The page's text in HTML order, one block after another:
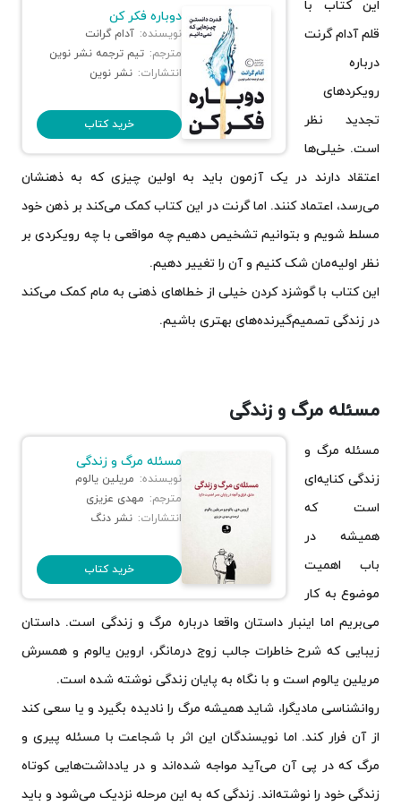
دوباره فکر کن
نویسنده: آدام گرانت
مترجم: تیم ترجمه نشر نوین
انتشارات: نشر نوین
خرید کتاب
این کتاب با
قلم آدام گرنت
درباره
رویکردهای
تجدید نظر
است. خیلی‌ها
اعتقاد دارند در یک آزمون باید به اولین چیزی که به ذهنشان
می‌رسد، اعتماد کنند. اما گرنت در این کتاب کمک می‌کند بر ذهن خود
مسلط شویم و بتوانیم تشخیص دهیم چه مواقعی با چه رویکردی بر
نظر اولیه‌مان شک کنیم و آن را تغییر دهیم.
این کتاب با گوشزد کردن خیلی از خطاهای ذهنی به مام کمک می‌کند
در زندگی تصمیم‌گیرنده‌های بهتری باشیم.
مسئله مرگ و زندگی
مسئله مرگ و زندگی
نویسنده: مریلین یالوم
مترجم: مهدی عزیزی
انتشارات: نشر دنگ
خرید کتاب
مسئله مرگ و
زندگی کنایه‌ای
است که
همیشه در
باب اهمیت
موضوع به کار
می‎‌بریم اما اینبار داستان واقعا درباره مرگ و زندگی است. داستان
زیبایی که شرح خاطرات جالب زوج درمانگر، اروین یالوم و همسرش
مریلین یالوم است و با نگاه به پایان زندگی نوشته شده است.
روانشناسی مادیگرا، شاید همیشه مرگ را نادیده بگیرد و یا سعی کند
از آن فرار کند. اما نویسندگان این اثر با شجاعت با مسئله پیری و
مرگ که در پی آن می‌آید مواجه شده‌اند و در یادداشت‌هایی کوتاه
زندگی خود را نوشته‌اند. زندگی که به این مرحله نزدیک می‌شود و باید